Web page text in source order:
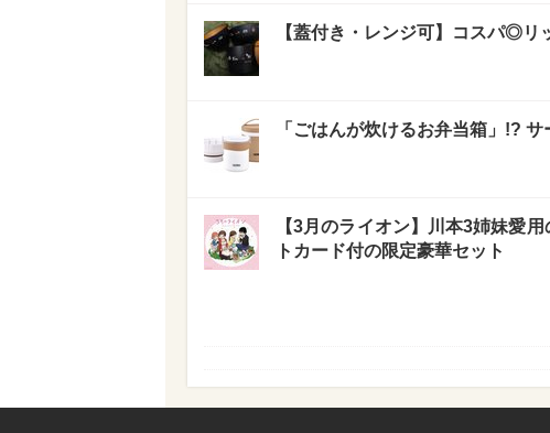
【蓋付き・レンジ可】コスパ◎リ
「ごはんが炊けるお弁当箱」!?
【3月のライオン】川本3姉妹愛
トカード付の限定豪華セット